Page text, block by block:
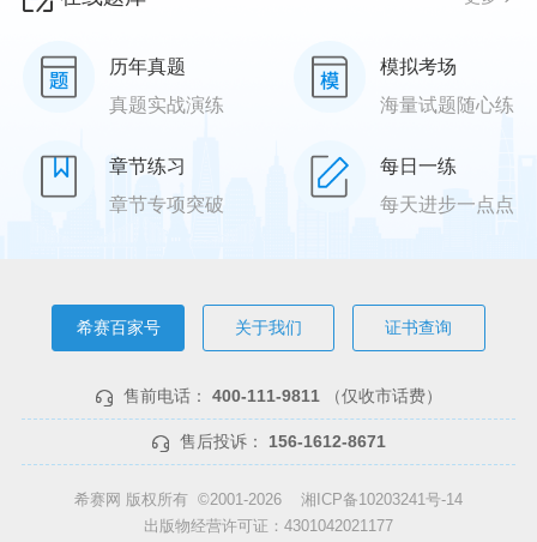
历年真题
真题实战演练
模拟考场
海量试题随心练
章节练习
章节专项突破
每日一练
每天进步一点点
希赛百家号 关于我们 证书查询
售前电话： 400-111-9811 （仅收市话费）
售后投诉： 156-1612-8671
希赛网 版权所有 ©2001-2026 湘ICP备10203241号-14
出版物经营许可证：4301042021177